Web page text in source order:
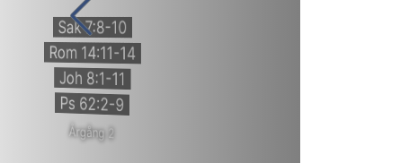
Sak 7:8-10
Rom 14:11-14
Joh 8:1-11
Ps 62:2-9
Årgång 2